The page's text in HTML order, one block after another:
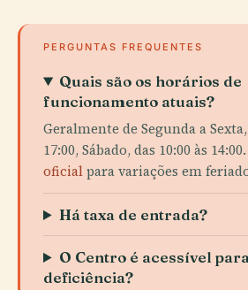
PERGUNTAS FREQUENTES
Quais são os horários de
funcionamento atuais?
Geralmente de Segunda a Sexta,
17:00, Sábado, das 10:00 às
oficialpara variações em
Há taxa de entrada?
O Centro é acessível
deficiência?